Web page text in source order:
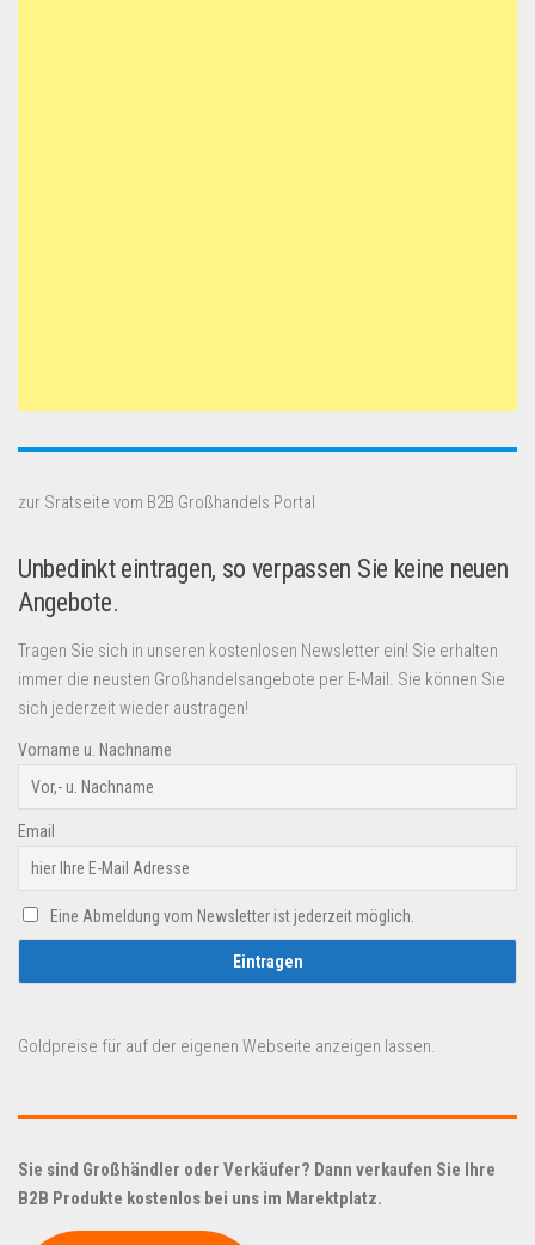
zur Sratseite vom B2B Großhandels Portal
Unbedinkt eintragen, so verpassen Sie keine neuen
Angebote.
Tragen Sie sich in unseren kostenlosen Newsletter ein! Sie erhalten
immer die neusten Großhandelsangebote per E-Mail. Sie können Sie
sich jederzeit wieder austragen!
Vorname u. Nachname
Email
Eine Abmeldung vom Newsletter ist jederzeit möglich.
Goldpreise für auf der eigenen Webseite anzeigen lassen.
Sie sind Großhändler oder Verkäufer? Dann verkaufen Sie Ihre
B2B Produkte kostenlos bei uns im Marektplatz.